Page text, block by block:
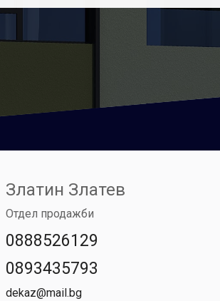
Златин Златев
Отдел продажби
0888526129
0893435793
dekaz@mail.bg